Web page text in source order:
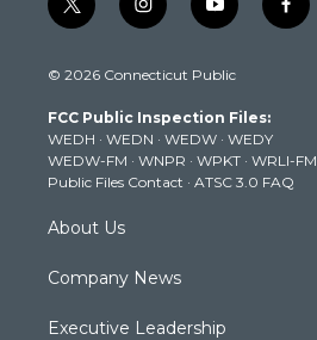
t
w
t
e
r
i
n
t
g
r
a
m
y
o
t
b
e
f
a
k
© 2026 Connecticut Public
FCC Public Inspection Files:
WEDH · WEDN · WEDW · WEDY
WEDW-FM · WNPR · WPKT · WRLI-FM
Public Files Contact · ATSC 3.0 FAQ
About Us
Company News
Executive Leadership